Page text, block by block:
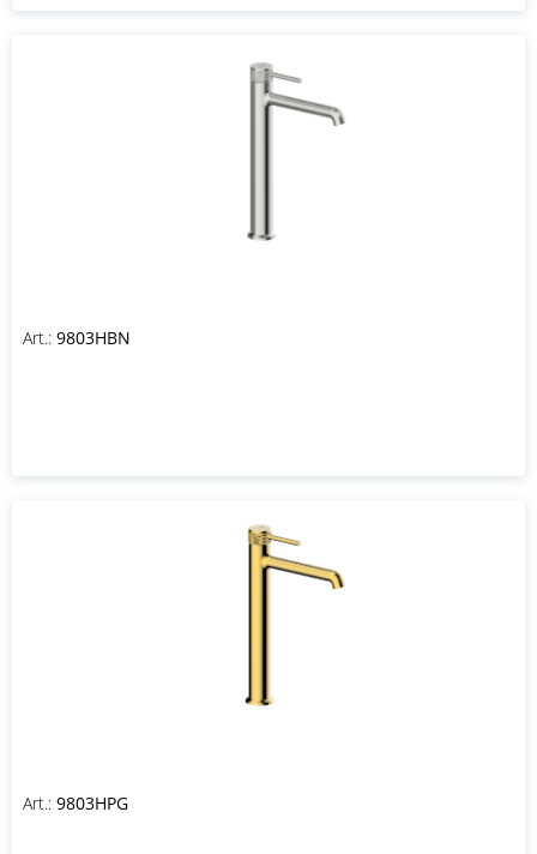
Art.: 9803HBN
Art.: 9803HPG